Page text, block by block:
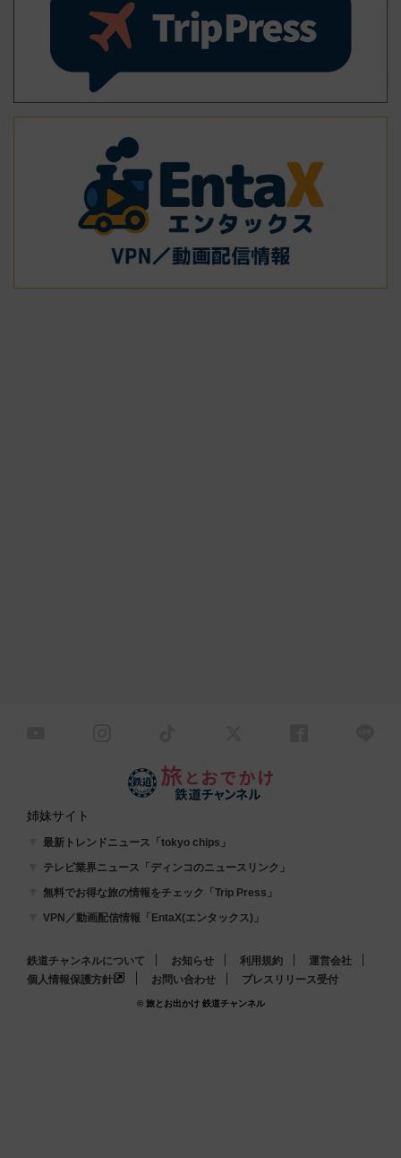
姉妹サイト
最新トレンドニュース「tokyo chips」
テレビ業界ニュース「ディンコのニュースリンク」
無料でお得な旅の情報をチェック「Trip Press」
VPN／動画配信情報「EntaX(エンタックス)」
鉄道チャンネルについて お知らせ 利用規約
運営会社
個人情報保護方針
お問い合わせ プレスリリース受付
© 旅とお出かけ 鉄道チャンネル